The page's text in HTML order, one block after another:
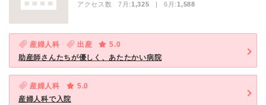
アクセス数 7月:1,325 | 6月:1,588
産婦人科 出産
5.0
助産師さんたちが優しく、あたたかい病院
産婦人科
5.0
産婦人科で入院